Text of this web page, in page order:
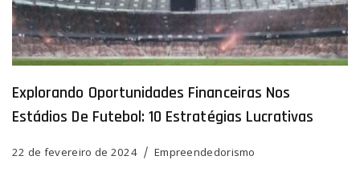
Explorando Oportunidades Financeiras Nos
Estádios De Futebol: 10 Estratégias Lucrativas
22 de fevereiro de 2024 Empreendedorismo